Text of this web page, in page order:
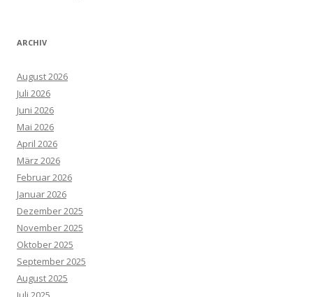
ARCHIV
August 2026
Juli 2026
Juni 2026
Mai 2026
April 2026
März 2026
Februar 2026
Januar 2026
Dezember 2025
November 2025
Oktober 2025
September 2025
August 2025